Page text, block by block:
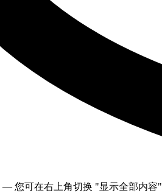
— 您可在右上角切换 "显示全部内容"